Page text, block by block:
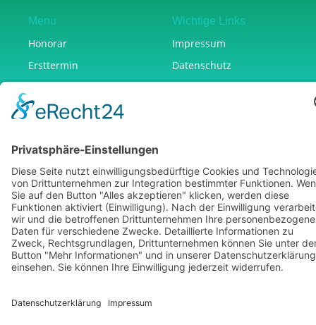
Menu
Honorar
Ersttermin
Wichtige Links
Impressum
Datenschutz